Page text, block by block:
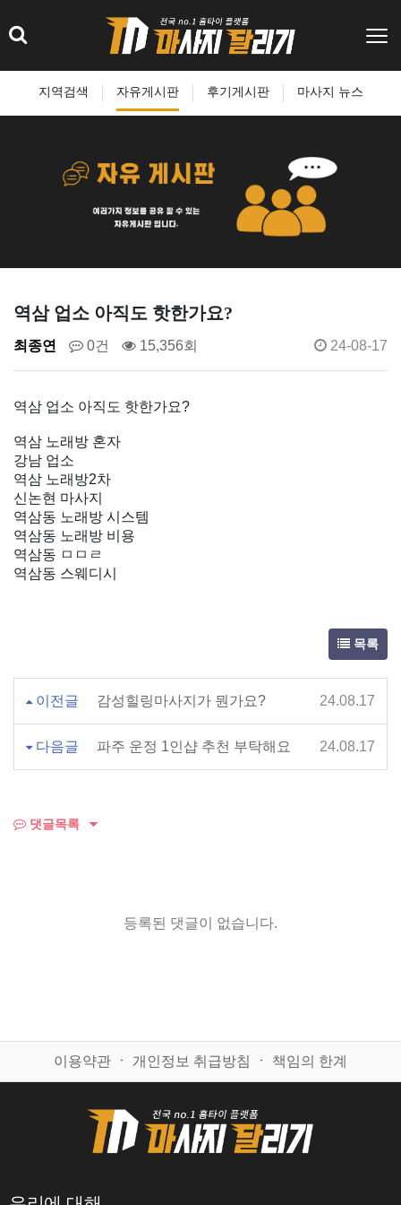
지역검색 자유게시판 후기게시판 마사지 뉴스
역삼 업소 아직도 핫한가요?
최종연 0건 15,356회 24-08-17
역삼 업소 아직도 핫한가요?
역삼 노래방 혼자
강남 업소
역삼 노래방2차
신논현 마사지
역삼동 노래방 시스템
역삼동 노래방 비용
역삼동 ㅁㅁㄹ
역삼동 스웨디시
목록
이전글 감성힐링마사지가 뭔가요? 24.08.17
다음글 파주 운정 1인샵 추천 부탁해요 24.08.17
댓글목록
등록된 댓글이 없습니다.
이용약관 ㆍ 개인정보 취급방침 ㆍ 책임의 한계